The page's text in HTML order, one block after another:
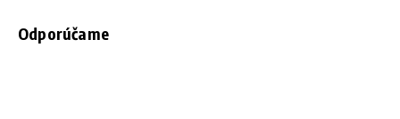
Odporúčame